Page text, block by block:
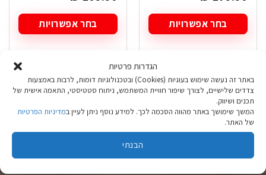
הגדרות פרטיות
באתר זה נעשה שימוש בעוגיות (Cookies) ובטכנולוגיות דומות, לרבות באמצעות
צדדים שלישיים, לצורך שיפור חוויית המשתמש, ניתוח סטטיסטי, התאמה אישית של
תכנים ושיווק.
המשך שימושך באתר מהווה הסכמה לכך. למידע נוסף ניתן לעיין במדיניות הפרטיות
של האתר.
הבנתי
בחר אפשרויות
למוצר
סוגים.
ניתן
לבחור
את
האפשרויות
בחר אפשרויות
למוצר
יש
מספר
סוגים.
ניתן
לבחור
את
האפשרויות